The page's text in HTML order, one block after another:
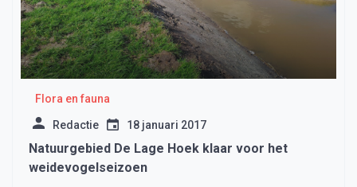
Flora en fauna
Redactie 18 januari 2017
Natuurgebied De Lage Hoek klaar voor het
weidevogelseizoen